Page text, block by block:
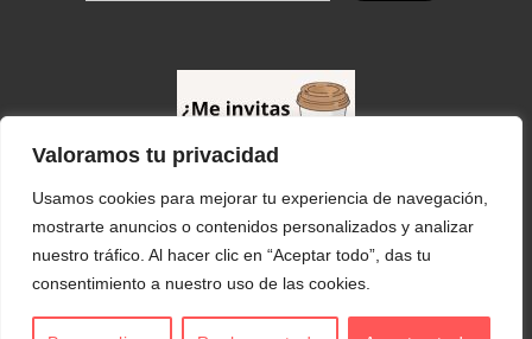
Valoramos tu privacidad
Usamos cookies para mejorar tu experiencia de navegación,
mostrarte anuncios o contenidos personalizados y analizar
nuestro tráfico. Al hacer clic en “Aceptar todo”, das tu
consentimiento a nuestro uso de las cookies.
Configura las cookies
Menú
del
¿Qué es Nebraska? Privacidad Aviso legal Cookies